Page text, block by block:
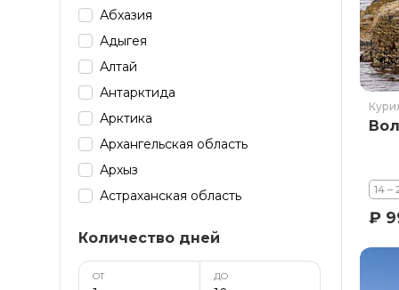
Абхазия
Адыгея
Алтай
Антарктида
Арктика
Архангельская область
Архыз
Астраханская область
Башкирия
Бурятия
Количество дней
ОТ ДО
14 –
₽